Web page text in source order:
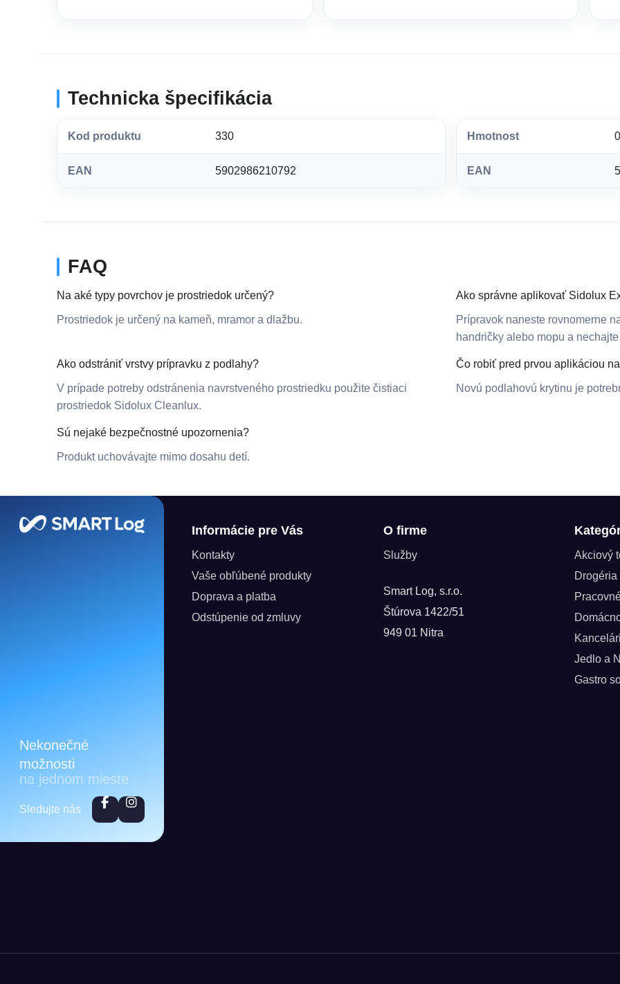
Technicka špecifikácia
Kod produktu 330
EAN 5902986210792
Hmotnost
EAN
FAQ
Na aké typy povrchov je prostriedok určený?
Prostriedok je určený na kameň, mramor a dlažbu.
Ako správne aplikovať Sidolux
Prípravok naneste rovnomerne
handričky alebo mopu a
Ako odstrániť vrstvy prípravku z podlahy?
V prípade potreby odstránenia navrstveného prostriedku použite čistiaci
prostriedok Sidolux Cleanlux.
Čo robiť pred prvou aplikáciou
Novú podlahovú krytinu je
Sú nejaké bezpečnostné upozornenia?
Produkt uchovávajte mimo dosahu detí.
Nekonečné
možnosti
na jednom mieste
Sledujte nás
Informácie pre Vás
Kontakty
Vaše obľúbené produkty
Doprava a platba
Odstúpenie od zmluvy
O firme
Služby
Smart Log, s.r.o.
Štúrova 1422/51
949 01 Nitra
Akciový
Drogéria
Jedlo a
Gastro